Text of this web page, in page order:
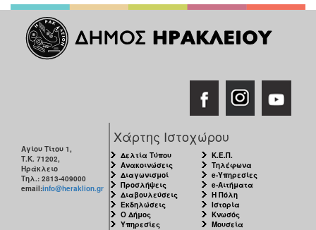
Αγίου Τίτου 1,
Τ.Κ. 71202,
Ηράκλειο
Τηλ.: 2813-409000
email:info@heraklion.gr
Χάρτης Ιστοχώρου
Δελτία Τύπου
Ανακοινώσεις
Διαγωνισμοί
Προσλήψεις
Διαβουλεύσεις
Εκδηλώσεις
Ο Δήμος
Υπηρεσίες
Κ.Ε.Π.
Τηλέφωνα
e-Υπηρεσίες
e-Αιτήματα
Η Πόλη
Ιστορία
Κνωσός
Μουσεία